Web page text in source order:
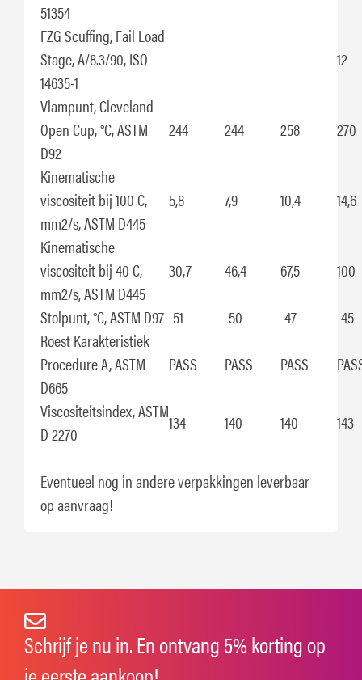
51354
FZG Scuffing, Fail Load
Stage, A/8.3/90, ISO
14635-1
12
Vlampunt, Cleveland
Open Cup, °C, ASTM
D92
244 244 258
270
Kinematische
viscositeit bij 100 C,
mm2/s, ASTM D445
5,8 7,9 10,4
14,6
Kinematische
viscositeit bij 40 C,
mm2/s, ASTM D445
30,7 46,4 67,5
100
Stolpunt, °C, ASTM D97 -51 -50 -47
-45
Roest Karakteristiek
Procedure A, ASTM
D665
PASS PASS PASS
Viscositeitsindex, ASTM
D 2270
134 140 140 143
Eventueel nog in andere verpakkingen leverbaar
op aanvraag!
Schrijf je nu in. En ontvang 5% korting op